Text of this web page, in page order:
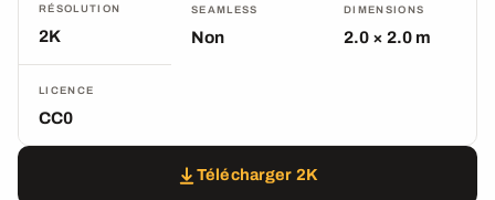
RÉSOLUTION
2K
SEAMLESS
Non
DIMENSIONS
2.0 × 2.0 m
LICENCE
CC0
Télécharger 2K